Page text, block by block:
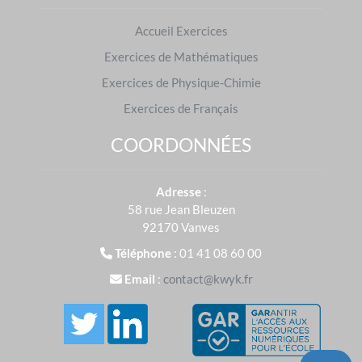
Mathématiques
Physique-Chimie
Français
Accueil Exercices
Exercices de Mathématiques
Exercices de Physique-Chimie
Exercices de Français
COORDONNÉES
Adresse :
58 rue Jean Bleuzen
92170 Vanves
Téléphone : 01 41 08 60 00
Email : contact@kwyk.fr